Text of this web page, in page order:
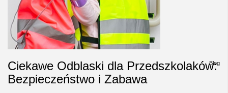
Blog
Ciekawe Odblaski dla Przedszkolaków:
Bezpieczeństwo i Zabawa